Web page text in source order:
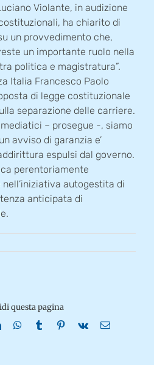
Violante, in audizione
ha chiarito di
un provvedimento che,
un importante ruolo nella
politica e magistratura”.
Italia Francesco Paolo
di legge costituzionale
separazione delle carriere.
– prosegue -, siamo
avviso di garanzia e’
espulsi dal governo.
perentoriamente
nell’iniziativa autogestita di
anticipata di
questa pagina
LinkedInWhatsApp
TumblrPinterest
Vk Email